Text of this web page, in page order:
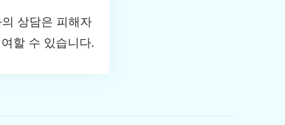
상담은 피해자
할 수 있습니다.